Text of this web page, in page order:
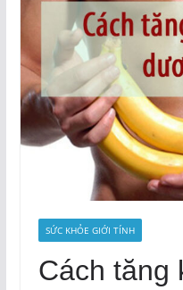
SỨC KHỎE GIỚI TÍNH
Cách tăng